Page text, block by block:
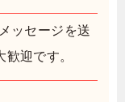
ッセージを送
迎です。